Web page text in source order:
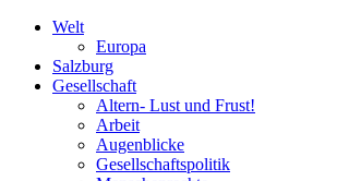
Welt
Europa
Salzburg
Gesellschaft
Altern- Lust und Frust!
Arbeit
Augenblicke
Gesellschaftspolitik